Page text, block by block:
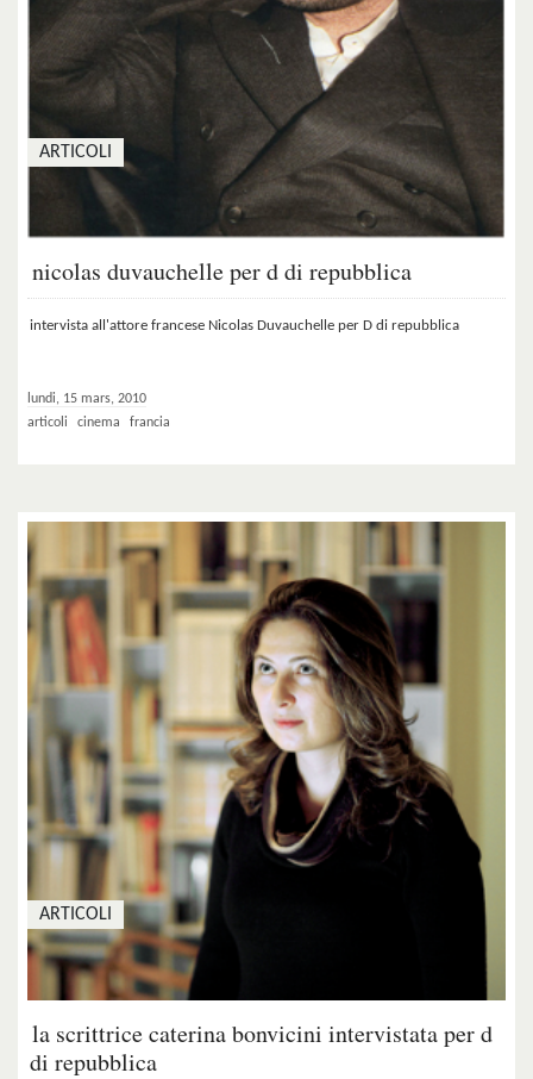
ARTICOLI
nicolas duvauchelle per d di repubblica
intervista all'attore francese Nicolas Duvauchelle per D di repubblica
lundi, 15 mars, 2010
articoli
cinema francia
ARTICOLI
la scrittrice caterina bonvicini intervistata per d
di repubblica